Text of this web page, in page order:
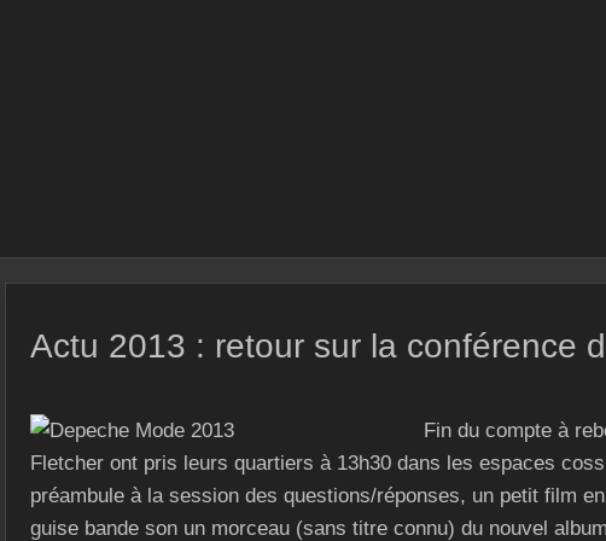
Actu 2013 : retour sur la conférence
Fin du compte à
Fletcher ont pris leurs quartiers à 13h30 dans les espaces
préambule à la session des questions/réponses, un petit film
guise bande son un morceau (sans titre connu) du nouvel